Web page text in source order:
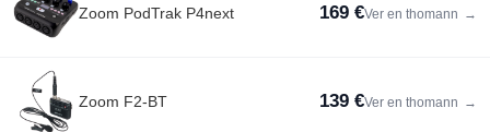
Zoom PodTrak P4next 169 €Ver en thomann →
Zoom F2-BT 139 €Ver en thomann →